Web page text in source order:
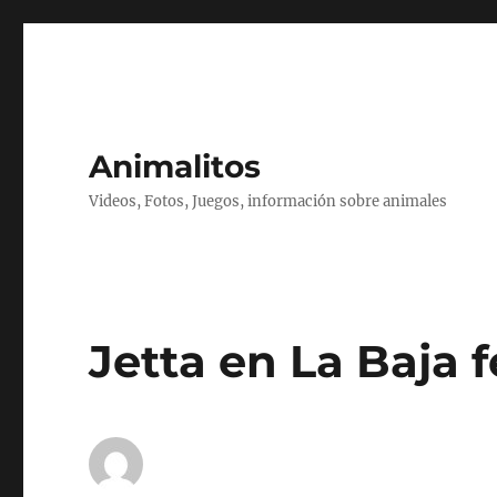
Animalitos
Videos, Fotos, Juegos, información sobre animales
Jetta en La Baja